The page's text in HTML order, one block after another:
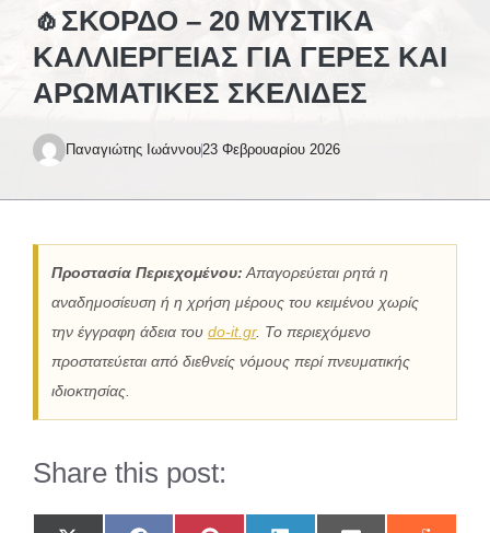
🧄ΣΚΌΡΔΟ – 20 ΜΥΣΤΙΚΆ
ΚΑΛΛΙΈΡΓΕΙΑΣ ΓΙΑ ΓΕΡΕΣ ΚΑΙ
ΑΡΩΜΑΤΙΚΕΣ ΣΚΕΛΊΔΕΣ
Παναγιώτης Ιωάννου23 Φεβρουαρίου 2026
Προστασία Περιεχομένου: Απαγορεύεται ρητά η
αναδημοσίευση ή η χρήση μέρους του κειμένου χωρίς
την έγγραφη άδεια του do-it.gr. Το περιεχόμενο
προστατεύεται από διεθνείς νόμους περί πνευματικής
ιδιοκτησίας.
Share this post: